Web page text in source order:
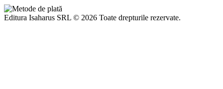
Editura Isaharus SRL © 2026 Toate drepturile rezervate.